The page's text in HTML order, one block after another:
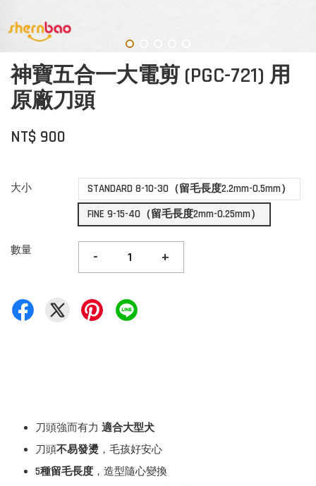
神寶五合一大電剪 (PGC-721) 用
原廠刀頭
NT$ 900
大小
STANDARD 8-10-30（留毛長度2.2mm-0.5mm）
FINE 9-15-40（留毛長度2mm-0.25mm）
數量 - +
刀頭強而有力 適合大型犬
刀頭不易發燙 ，毛孩好安心
5種留毛長度 ，造型隨心變換